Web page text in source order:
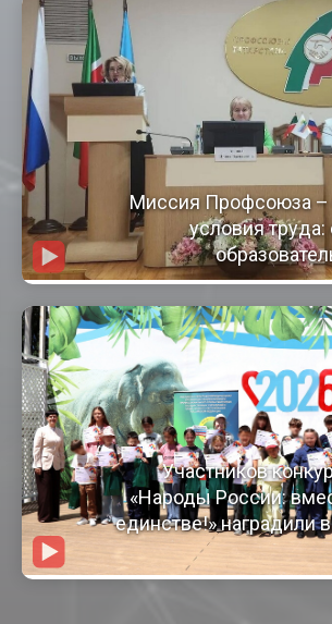
Миссия Профсоюза –
условия труда:
Участников
«Народы России:
единстве!» наградили